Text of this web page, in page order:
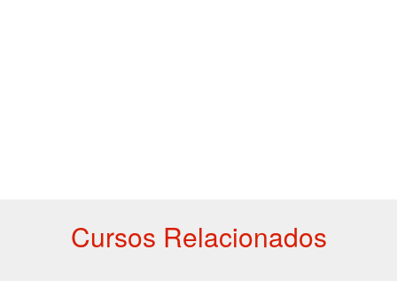
Cursos Relacionados